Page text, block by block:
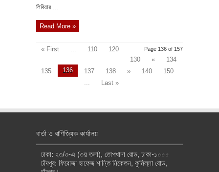
লিবিয়ার ...
Read More »
Page 136 of 157
« First 110
120
130
«
134
135
136 137 138 » 140
150
Last »
বার্তা ও বাণিজ্যিক কার্যালয়
ঢাকা: ২৩/৩-এ (৩য় তলা), তোপখানা রোড, ঢাকা-১০০০
চাঁদপুর: ফিরোজা হাফেজ শান্তি নিকেতন, কুমিল্লা রোড,